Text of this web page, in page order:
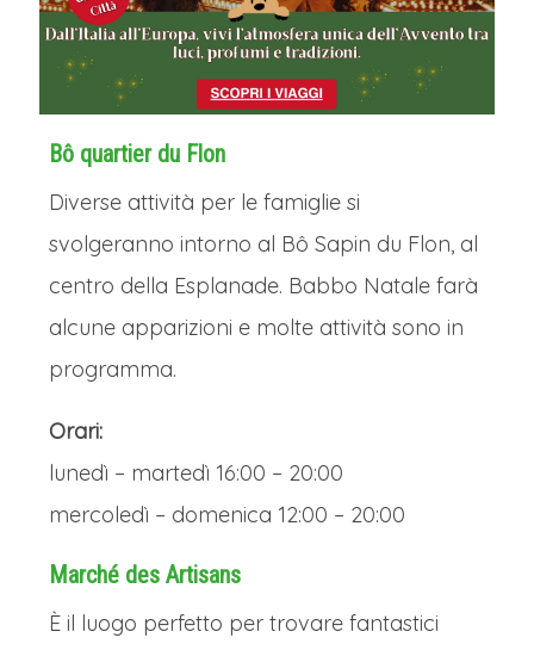
Bô quartier du Flon
Diverse attività per le famiglie si
svolgeranno intorno al Bô Sapin du Flon, al
centro della Esplanade. Babbo Natale farà
alcune apparizioni e molte attività sono in
programma.
Orari:
lunedì – martedì 16:00 – 20:00
mercoledì – domenica 12:00 – 20:00
Marché des Artisans
È il luogo perfetto per trovare fantastici